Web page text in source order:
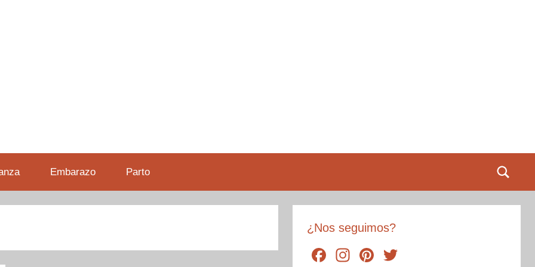
Embarazo Parto
¿Nos seguimos?
F
In
Pi